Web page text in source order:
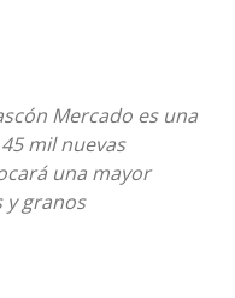
Mercado es una
mil nuevas
una mayor
granos